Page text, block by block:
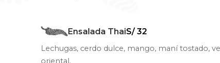
Ensalada ThaiS/ 32
Lechugas, cerdo dulce, mango, maní tostado,
oriental.